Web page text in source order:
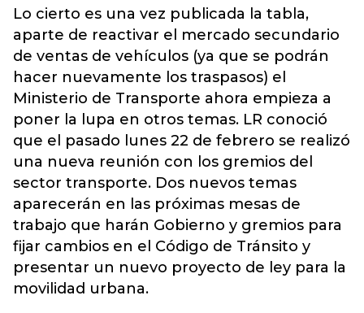
Lo cierto es una vez publicada la tabla,
aparte de reactivar el mercado secundario
de ventas de vehículos (ya que se podrán
hacer nuevamente los traspasos) el
Ministerio de Transporte ahora empieza a
poner la lupa en otros temas. LR conoció
que el pasado lunes 22 de febrero se realizó
una nueva reunión con los gremios del
sector transporte. Dos nuevos temas
aparecerán en las próximas mesas de
trabajo que harán Gobierno y gremios para
fijar cambios en el Código de Tránsito y
presentar un nuevo proyecto de ley para la
movilidad urbana.